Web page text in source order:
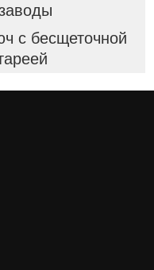
с бесщеточной